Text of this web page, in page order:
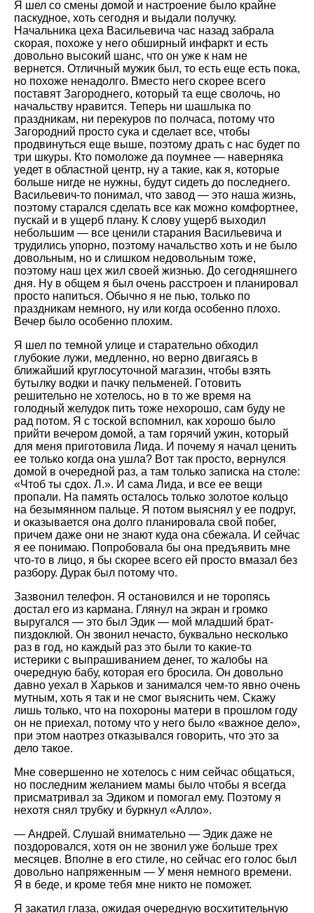
Я шел со смены домой и настроение было крайне
паскудное, хоть сегодня и выдали получку.
Начальника цеха Васильевича час назад забрала
скорая, похоже у него обширный инфаркт и есть
довольно высокий шанс, что он уже к нам не
вернется. Отличный мужик был, то есть еще есть пока,
но похоже ненадолго. Вместо него скорее всего
поставят Загороднего, который та еще сволочь, но
начальству нравится. Теперь ни шашлыка по
праздникам, ни перекуров по полчаса, потому что
Загородний просто сука и сделает все, чтобы
продвинуться еще выше, поэтому драть с нас будет по
три шкуры. Кто помоложе да поумнее — наверняка
уедет в областной центр, ну а такие, как я, которые
больше нигде не нужны, будут сидеть до последнего.
Васильевич-то понимал, что завод — это наша жизнь,
поэтому старался сделать все как можно комфортнее,
пускай и в ущерб плану. К слову ущерб выходил
небольшим — все ценили старания Васильевича и
трудились упорно, поэтому начальство хоть и не было
довольным, но и слишком недовольным тоже,
поэтому наш цех жил своей жизнью. До сегодняшнего
дня. Ну в общем я был очень расстроен и планировал
просто напиться. Обычно я не пью, только по
праздникам немного, ну или когда особенно плохо.
Вечер было особенно плохим.
Я шел по темной улице и старательно обходил
глубокие лужи, медленно, но верно двигаясь в
ближайший круглосуточной магазин, чтобы взять
бутылку водки и пачку пельменей. Готовить
решительно не хотелось, но в то же время на
голодный желудок пить тоже нехорошо, сам буду не
рад потом. Я с тоской вспомнил, как хорошо было
прийти вечером домой, а там горячий ужин, который
для меня приготовила Лида. И почему я начал ценить
ее только когда она ушла? Вот так просто, вернулся
домой в очередной раз, а там только записка на столе:
«Чтоб ты сдох. Л.». И сама Лида, и все ее вещи
пропали. На память осталось только золотое кольцо
на безымянном пальце. Я потом выяснял у ее подруг,
и оказывается она долго планировала свой побег,
причем даже они не знают куда она сбежала. И сейчас
я ее понимаю. Попробовала бы она предъявить мне
что-то в лицо, я бы скорее всего ей просто вмазал без
разбору. Дурак был потому что.
Зазвонил телефон. Я остановился и не торопясь
достал его из кармана. Глянул на экран и громко
выругался — это был Эдик — мой младший брат-
пиздоклюй. Он звонил нечасто, буквально несколько
раз в год, но каждый раз это были то какие-то
истерики с выпрашиванием денег, то жалобы на
очередную бабу, которая его бросила. Он довольно
давно уехал в Харьков и занимался чем-то явно очень
мутным, хоть я так и не смог выяснить чем. Скажу
лишь только, что на похороны матери в прошлом году
он не приехал, потому что у него было «важное дело»,
при этом наотрез отказывался говорить, что это за
дело такое.
Мне совершенно не хотелось с ним сейчас общаться,
но последним желанием мамы было чтобы я всегда
присматривал за Эдиком и помогал ему. Поэтому я
нехотя снял трубку и буркнул «Алло».
— Андрей. Слушай внимательно — Эдик даже не
поздоровался, хотя он не звонил уже больше трех
месяцев. Вполне в его стиле, но сейчас его голос был
довольно напряженным — У меня немного времени.
Я в беде, и кроме тебя мне никто не поможет.
Я закатил глаза, ожидая очередную восхитительную